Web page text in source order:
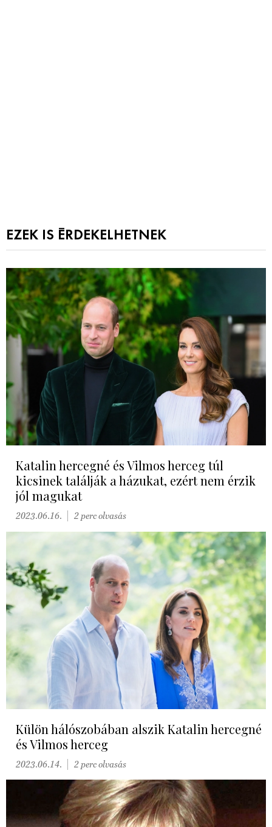
EZEK IS ÉRDEKELHETNEK
Katalin hercegné és Vilmos herceg túl
kicsinek találják a házukat, ezért nem érzik
jól magukat
2023.06.16. 2 perc olvasás
Külön hálószobában alszik Katalin hercegné
és Vilmos herceg
2023.06.14. 2 perc olvasás